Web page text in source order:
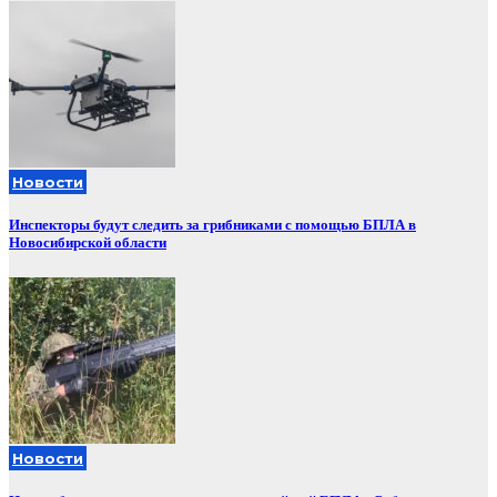
Новости
Инспекторы будут следить за грибниками с помощью БПЛА в
Новосибирской области
Новости